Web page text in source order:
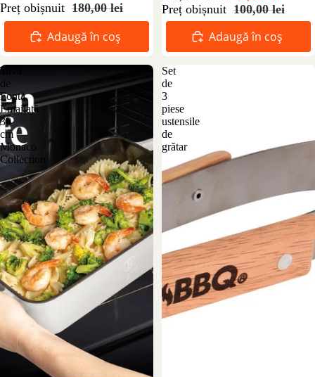
piese
Preț obișnuit 180,00 lei
Adaugă în coș
Preț obișnuit 100,00 lei
Adaugă în coș
Tavă
de
Fontă
Emailată
30
cm
Monaco
Collection
Set
de
3
piese
ustensile
de
grătar